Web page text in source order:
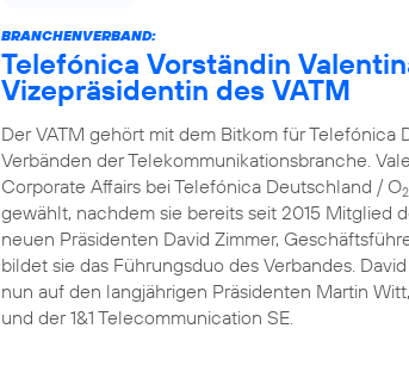
BRANCHENVERBAND:
Telefónica Vorständin
Vizepräsidentin des VATM
Der VATM gehört mit dem Bitkom für Telefónica
Verbänden der Telekommunikationsbranche.
Corporate Affairs bei Telefónica Deutschland / O2
gewählt, nachdem sie bereits seit 2015 Mitglied
neuen Präsidenten David Zimmer,
bildet sie das Führungsduo des Verbandes.
nun auf den langjährigen Präsidenten Martin
und der 1&1 Telecommunication SE.